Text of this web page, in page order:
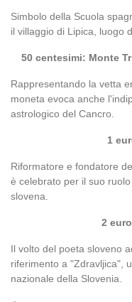
Simbolo della Scuola
il villaggio di Lipica, luogo
50 centesimi: Monte
Rappresentando la vetta
moneta evoca anche
astrologico del Cancro.
1
Riformatore e fondatore
è celebrato per il suo
slovena.
2
Il volto del poeta sloveno
riferimento a "Zdravljica",
nazionale della Slovenia.